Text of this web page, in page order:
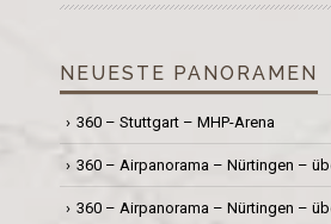
NEUESTE PANORAMEN
360 – Stuttgart – MHP-Arena
360 – Airpanorama – Nürtingen –
360 – Airpanorama – Nürtingen –